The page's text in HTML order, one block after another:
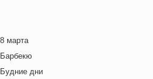
Венгерская кухня
Греческая кухня
Грузинская кухня
8 марта
Барбекю
Будние дни